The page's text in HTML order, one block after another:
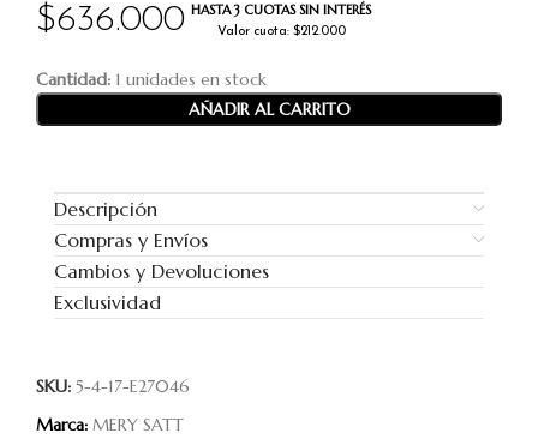
$636.000 HASTA 3 CUOTAS SIN INTERÉS
Valor cuota: $212.000
Cantidad: 1 unidades en stock
AÑADIR AL CARRITO
Descripción
Compras y Envíos
Cambios y Devoluciones
Exclusividad
SKU: 5-4-17-E27046
Marca: MERY SATT